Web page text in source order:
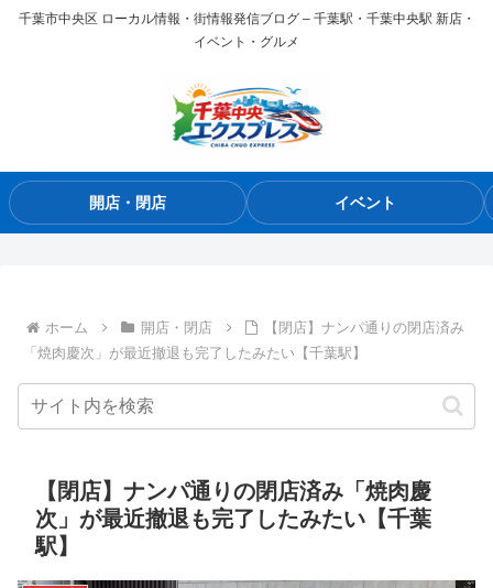
千葉市中央区 ローカル情報・街情報発信ブログ – 千葉駅・千葉中央駅 新店・
イベント・グルメ
開店・閉店 イベント
ホーム 開店・閉店
【閉店】ナンパ通りの閉店済み
「焼肉慶次」が最近撤退も完了したみたい【千葉駅】
【閉店】ナンパ通りの閉店済み「焼肉慶
次」が最近撤退も完了したみたい【千葉
駅】